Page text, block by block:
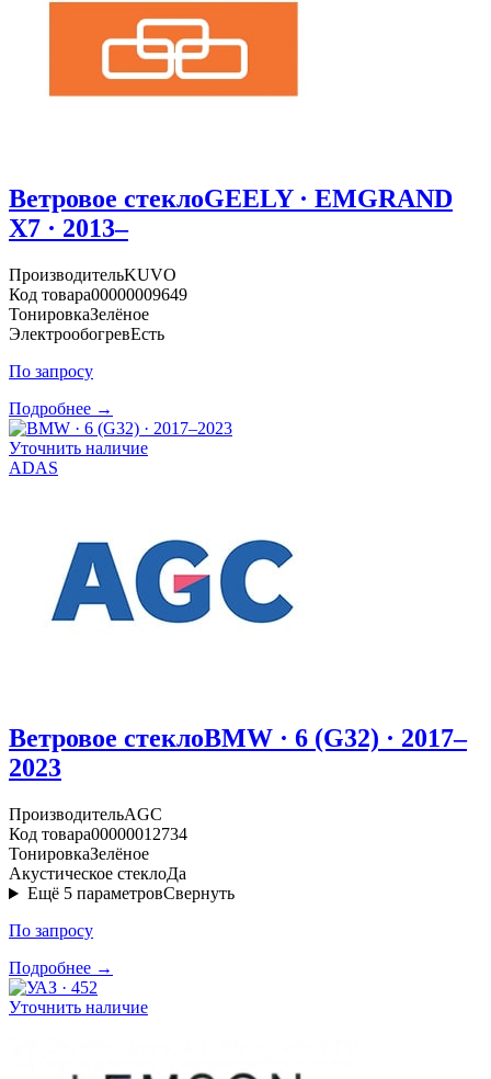
Ветровое стеклоGEELY · EMGRAND
X7 · 2013–
ПроизводительKUVO
Код товара00000009649
ТонировкаЗелёное
ЭлектрообогревЕсть
По запросу
Подробнее →
Уточнить наличие
ADAS
Ветровое стеклоBMW · 6 (G32) · 2017–
2023
ПроизводительAGC
Код товара00000012734
ТонировкаЗелёное
Акустическое стеклоДа
Ещё 5 параметровСвернуть
По запросу
Подробнее →
Уточнить наличие